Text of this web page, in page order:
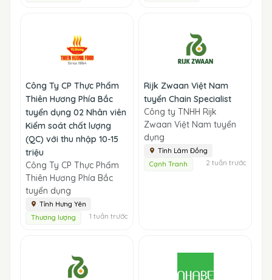
Công Ty CP Thực Phẩm
Thiên Hương Phía Bắc
tuyển dụng 02 Nhân viên
Kiểm soát chất lượng
(QC) với thu nhập 10-15
triệu
Công Ty CP Thực Phẩm
Thiên Hương Phía Bắc
tuyển dụng
Tỉnh Hưng Yên
Thương lượng
1 tuần trước
Rijk Zwaan Việt Nam
tuyển Chain Specialist
Công ty TNHH Rijk
Zwaan Việt Nam tuyển
dụng
Tỉnh Lâm Đồng
Cạnh Tranh
2 tuần trước